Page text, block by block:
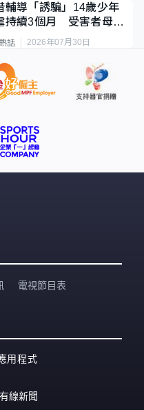
輔導「誘騙」14歲少年
續3個月 受害者母：
話 2026年07月30日
電視節目表
用程式
有線新聞